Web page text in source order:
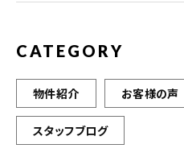
CATEGORY
物件紹介 お客様の声
スタッフブログ